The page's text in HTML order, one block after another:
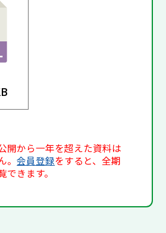
開から一年を超えた資料は
。会員登録をすると、全期
きます。